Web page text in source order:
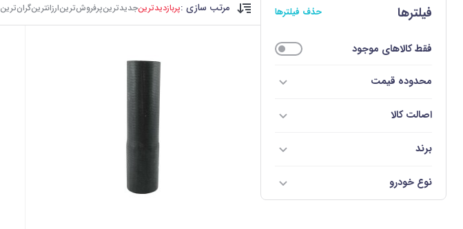
فیلترها حذف فیلترها
فقط کالاهای موجود
محدوده قیمت
اصالت کالا
برند
نوع خودرو
مرتب سازی :پربازدیدترینجدیدترینپرفروش‌ترینارزانترینگرا‌ن‌ترین